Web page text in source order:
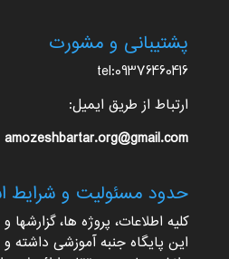
پشتیبانی و مشورت
tel:09376460416
ارتباط از طریق ایمیل:
amozeshbartar.org@gmail.com
حدود مسئولیت و شرایط
کلیه اطلاعات، پروژه ها،
این پایگاه جنبه آموزشی داشته و